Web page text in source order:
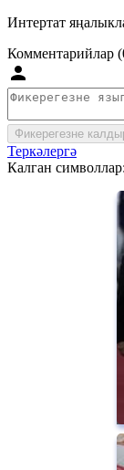
Интертат
Комментарийлар
Фикерегезне
Теркәлергә
Калган символлар: